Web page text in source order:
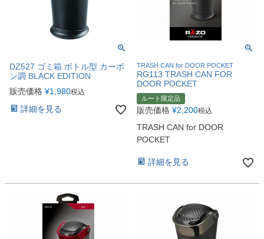
DZ527 ゴミ箱 ボトル型 カーボ
ン調 BLACK EDITION
販売価格 ¥1,980税込
詳細を見る
TRASH CAN for DOOR POCKET
RG113 TRASH CAN FOR
DOOR POCKET
ルート限定品
販売価格 ¥2,200税込
TRASH CAN for DOOR
POCKET
詳細を見る